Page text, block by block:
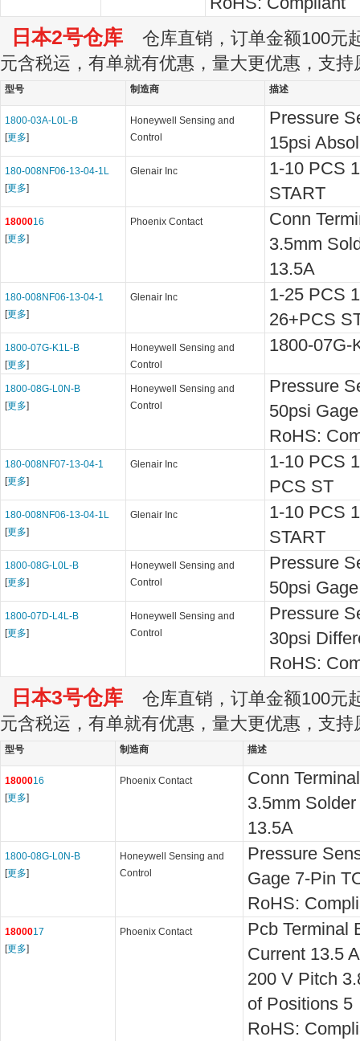
日本2号仓库 仓库直销，订单金额100元
元含税运，有单就有优惠，量大更优惠，支持
型号 制造商 描述
1800-03A-L0L-B
[更多]
Honeywell Sensing and
Control
Pressure
15psi
180-008NF06-13-04-1L
[更多]
Glenair Inc
1-10 PCS
START
1800016
[更多]
Phoenix Contact
Conn
3.5mm
13.5A
180-008NF06-13-04-1
[更多]
Glenair Inc
1-25 PCS
26+PCS
1800-07G-K1L-B
[更多]
Honeywell Sensing and
Control
1800-07G-
1800-08G-L0N-B
[更多]
Honeywell Sensing and
Control
Pressure
50psi
RoHS:
180-008NF07-13-04-1
[更多]
Glenair Inc
1-10 PCS
PCS ST
180-008NF06-13-04-1L
[更多]
Glenair Inc
1-10 PCS
START
1800-08G-L0L-B
[更多]
Honeywell Sensing and
Control
Pressure
50psi
1800-07D-L4L-B
[更多]
Honeywell Sensing and
Control
Pressure
30psi
RoHS:
日本3号仓库 仓库直销，订单金额100元
元含税运，有单就有优惠，量大更优惠，支持
型号 制造商 描述
1800016
[更多]
Phoenix Contact
Conn
3.5mm
13.5A
1800-08G-L0N-B
[更多]
Honeywell Sensing and
Control
Pressure
Gage 7-Pin
RoHS:
1800017
[更多]
Phoenix Contact
Pcb Terminal
Current 13.5
200 V Pitch
of Positions 5
RoHS: